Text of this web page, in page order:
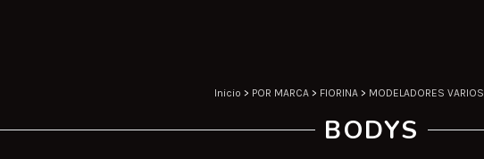
Inicio > POR MARCA > FIORINA > MODELADORES VARIOS
BODYS